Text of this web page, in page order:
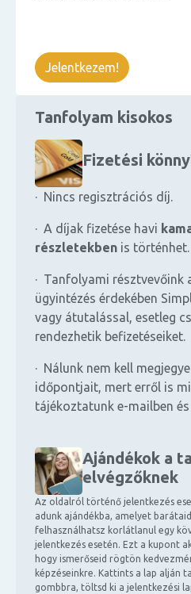
Tanfolyam kisokos
Fizetési
· Nincs regisztrációs díj.
· A díjak fizetése havi
részletekben is történhet.
· Tanfolyami résztvevőink
ügyintézés érdekében
vagy átutalással, esetleg
rendezhetik befizetéseiket.
· Nálunk nem kell
időpontjait, mert erről is
tájékoztatunk e-mailben és
Ajándékok a
elvégzőknek
Az oldalról történő jelentkezés
adunk ajándékba, amelyet
felhasználhatsz korlátlanul egy
jelentkezés esetén. Ezt a kupont
hogy ismerőseid rögtön
képzéseinkre. Kattints a lap alján
gombbra, töltsd ki a jelentkezési
Jelentkezem!